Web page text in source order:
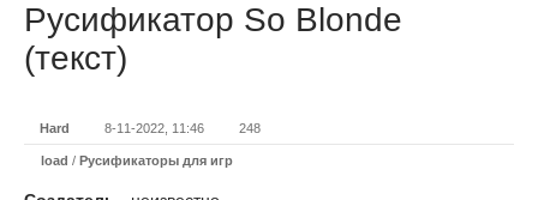
Русификатор So Blonde
(текст)
Hard 8-11-2022, 11:46 248
load / Русификаторы для игр